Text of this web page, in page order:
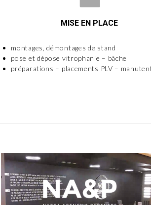
MISE EN PLACE
montages, démontages de stand
pose et dépose vitrophanie – bâche
préparations – placements PLV –